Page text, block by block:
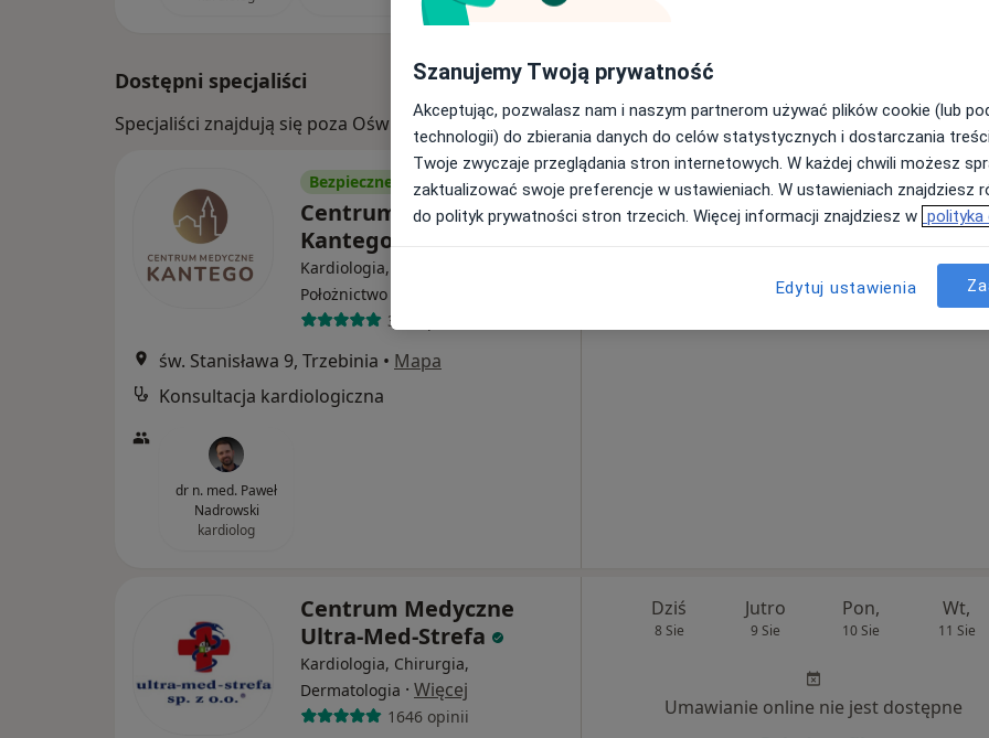
Dostępni specjaliści
Specjaliści znajdują się poza Oświęcim, małopolskie, w obszarach bliskich Twojemu wyszukiwaniu.
Bezpieczne płatności
Centrum Medyczne
Kantego
Kardiologia, Ginekologia,
Położnictwo
387 opinii
św. Stanisława 9, Trzebinia • Mapa
Konsultacja kardiologiczna
dr n. med. Paweł
Nadrowski
kardiolog
Dziś Jutro Pon, Wt,
11 Sie
Umawianie online nie jest dostępne
Centrum Medyczne
Ultra-Med-Strefa
Kardiologia, Chirurgia,
Dermatologia · Więcej
1646 opinii
Dziś
8 Sie
Jutro
9 Sie
Pon,
10 Sie
Wt,
11 Sie
Umawianie online nie jest dostępne
Szanujemy Twoją prywatność
Akceptując, pozwalasz nam i naszym partnerom używać plików cookie (lub
technologii) do zbierania danych do celów statystycznych i dostarczania
Twoje zwyczaje przeglądania stron internetowych. W każdej chwili możesz
zaktualizować swoje preferencje w ustawieniach. W ustawieniach znajdziesz
do polityk prywatności stron trzecich. Więcej informacji znajdziesz w polityka
Edytuj ustawienia